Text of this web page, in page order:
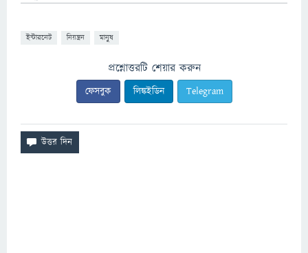
ইন্টারনেট নিয়ন্ত্রন মানুষ
প্রশ্নোত্তরটি শেয়ার করুন
ফেসবুক লিঙ্কইডিন Telegram